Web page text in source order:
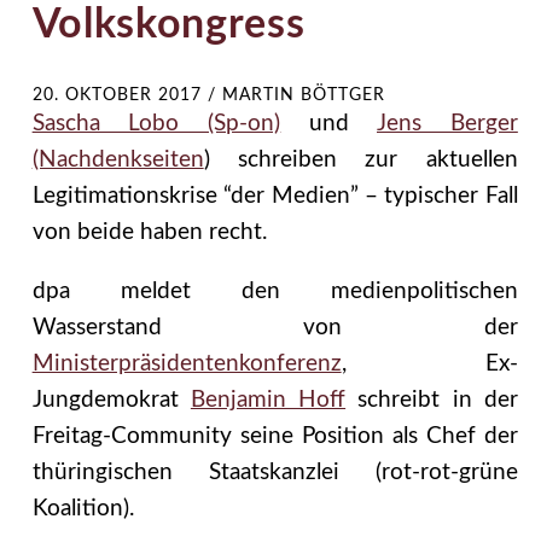
Volkskongress
20. OKTOBER 2017 / MARTIN BÖTTGER
Sascha Lobo (Sp-on) und Jens Berger
(Nachdenkseiten) schreiben zur aktuellen
Legitimationskrise “der Medien” – typischer Fall
von beide haben recht.
dpa meldet den medienpolitischen
Wasserstand von der
Ministerpräsidentenkonferenz, Ex-
Jungdemokrat
Benjamin Hoff schreibt in der
Freitag-Community seine Position als Chef der
thüringischen Staatskanzlei (rot-rot-grüne
Koalition).